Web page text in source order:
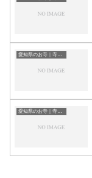
愛知県のお寺｜寺院一覧
愛知県のお寺｜寺院一覧